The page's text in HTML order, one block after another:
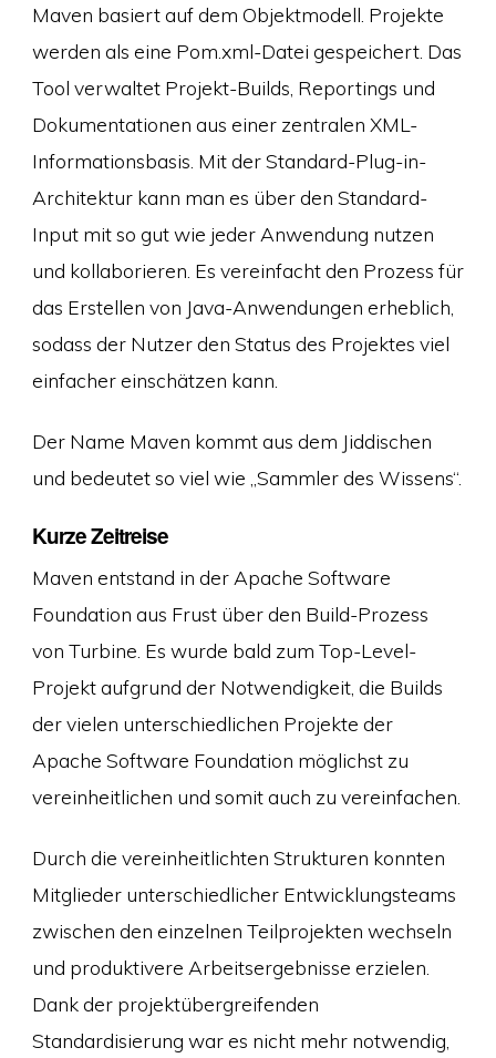
Maven basiert auf dem Objektmodell. Projekte
werden als eine Pom.xml-Datei gespeichert. Das
Tool verwaltet Projekt-Builds, Reportings und
Dokumentationen aus einer zentralen XML-
Informationsbasis. Mit der Standard-Plug-in-
Architektur kann man es über den Standard-
Input mit so gut wie jeder Anwendung nutzen
und kollaborieren. Es vereinfacht den Prozess für
das Erstellen von Java-Anwendungen erheblich,
sodass der Nutzer den Status des Projektes viel
einfacher einschätzen kann.
Der Name Maven kommt aus dem Jiddischen
und bedeutet so viel wie „Sammler des Wissens“.
Kurze Zeitreise
Maven entstand in der Apache Software
Foundation aus Frust über den Build-Prozess
von Turbine. Es wurde bald zum Top-Level-
Projekt aufgrund der Notwendigkeit, die Builds
der vielen unterschiedlichen Projekte der
Apache Software Foundation möglichst zu
vereinheitlichen und somit auch zu vereinfachen.
Durch die vereinheitlichten Strukturen konnten
Mitglieder unterschiedlicher Entwicklungsteams
zwischen den einzelnen Teilprojekten wechseln
und produktivere Arbeitsergebnisse erzielen.
Dank der projektübergreifenden
Standardisierung war es nicht mehr notwendig,